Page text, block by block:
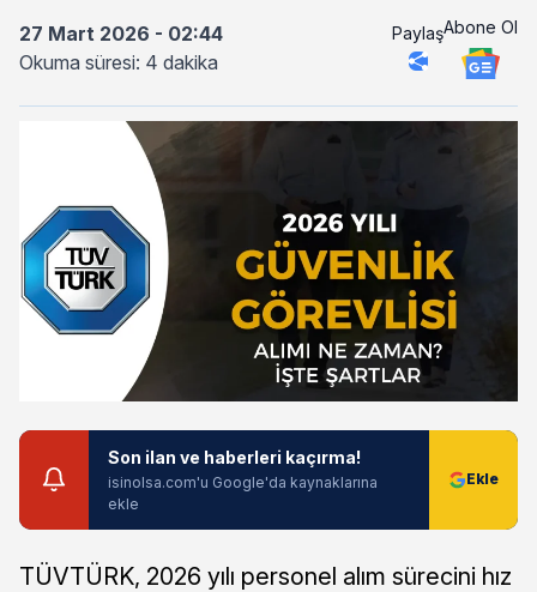
27 Mart 2026 - 02:44
Okuma süresi: 4 dakika
PaylaşAbone Ol
Son ilan ve haberleri kaçırma!
isinolsa.com'u Google'da kaynaklarına
ekle
TÜVTÜRK, 2026 yılı personel alım sürecini hız